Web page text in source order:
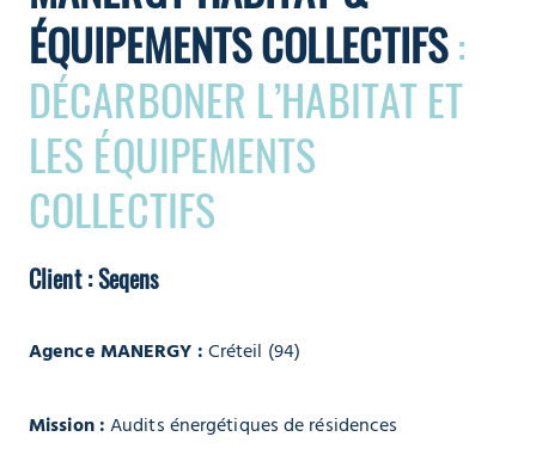
ÉQUIPEMENTS COLLECTIFS:
DÉCARBONER L’HABITAT ET
LES ÉQUIPEMENTS
COLLECTIFS
Client : Seqens
Agence MANERGY : Créteil (94)
Mission : Audits énergétiques de résidences